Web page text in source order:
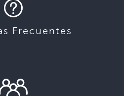
Frecuentes